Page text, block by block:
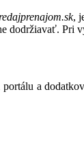
,
dodržiavať. Pri
a